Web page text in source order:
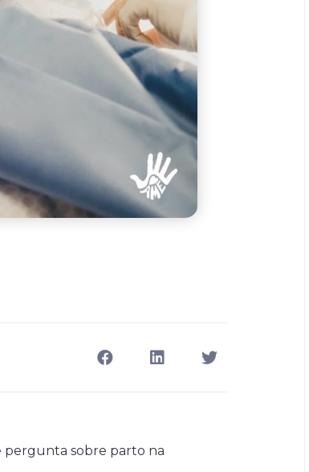
pergunta sobre parto na